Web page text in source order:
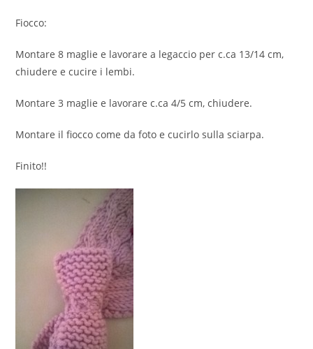
Fiocco:
Montare 8 maglie e lavorare a legaccio per c.ca 13/14 cm,
chiudere e cucire i lembi.
Montare 3 maglie e lavorare c.ca 4/5 cm, chiudere.
Montare il fiocco come da foto e cucirlo sulla sciarpa.
Finito!!